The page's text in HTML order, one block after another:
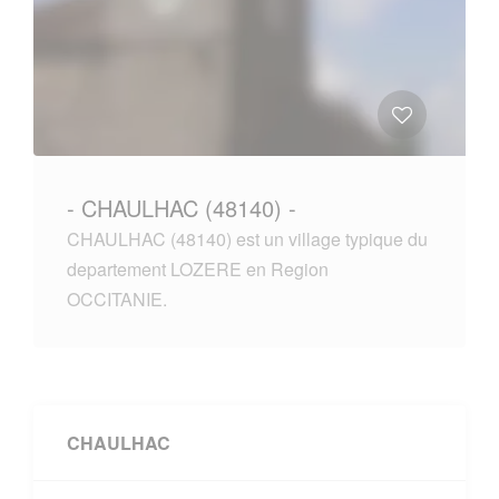
- CHAULHAC (48140) -
CHAULHAC (48140) est un village typique du
departement LOZERE en Region
OCCITANIE.
CHAULHAC